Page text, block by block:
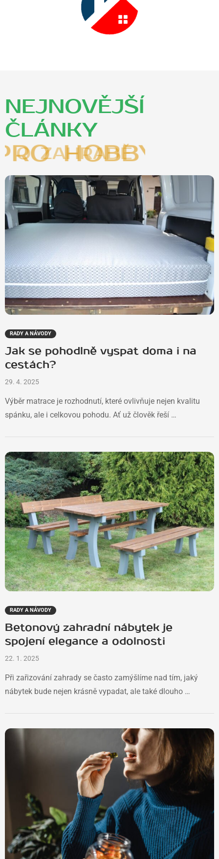
NEJNOVĚJŠÍ
ČLÁNKY
O BYDLENÍ
RADY A NÁVODY
Jak se pohodlně vyspat doma i na
cestách?
29. 4. 2025
Výběr matrace je rozhodnutí, které ovlivňuje nejen kvalitu
spánku, ale i celkovou pohodu. Ať už člověk řeší …
RADY A NÁVODY
Betonový zahradní nábytek je
spojení elegance a odolnosti
22. 1. 2025
Při zařizování zahrady se často zamýšlíme nad tím, jaký
nábytek bude nejen krásně vypadat, ale také dlouho …